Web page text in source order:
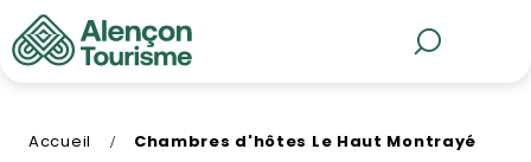
Aller
au
contenu
Accueil Chambres d'hôtes Le Haut Montrayé